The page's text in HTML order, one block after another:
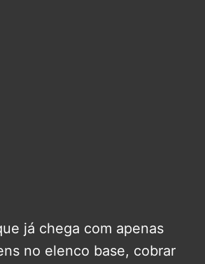
já chega com apenas
no elenco base, cobrar